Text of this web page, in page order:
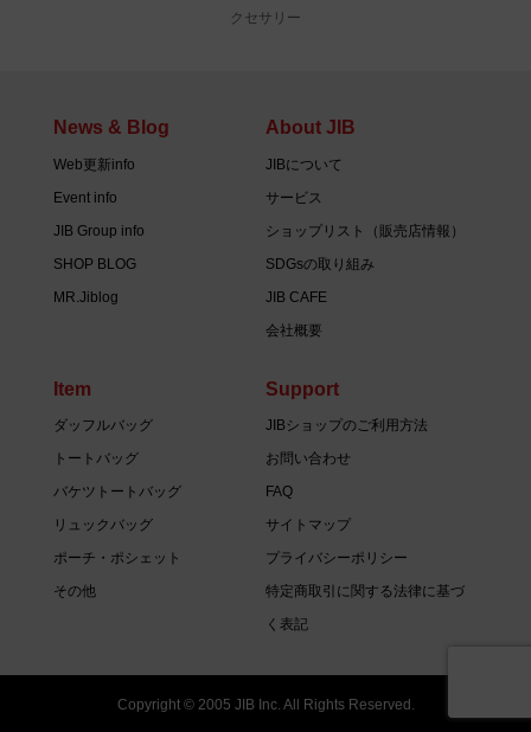
クセサリー
News & Blog
Web更新info
Event info
JIB Group info
SHOP BLOG
MR.Jiblog
About JIB
JIBについて
サービス
ショップリスト（販売店情報）
SDGsの取り組み
JIB CAFE
会社概要
Item
ダッフルバッグ
トートバッグ
バケツトートバッグ
リュックバッグ
ポーチ・ポシェット
その他
Support
JIBショップのご利用方法
お問い合わせ
FAQ
サイトマップ
プライバシーポリシー
特定商取引に関する法律に基づ
く表記
Copyright © 2005 JIB Inc. All Rights Reserved.